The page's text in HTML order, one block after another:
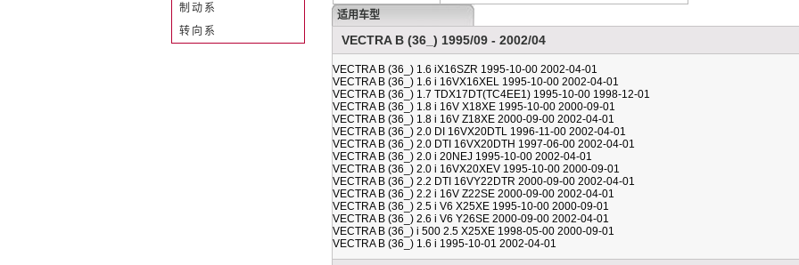
适用车型
VECTRA B (36_) 1995/09 - 2002/04
VECTRA B (36_) 1.6 iX16SZR 1995-10-00 2002-04-01
VECTRA B (36_) 1.6 i 16VX16XEL 1995-10-00 2002-04-01
VECTRA B (36_) 1.7 TDX17DT(TC4EE1) 1995-10-00 1998-12-01
VECTRA B (36_) 1.8 i 16V X18XE 1995-10-00 2000-09-01
VECTRA B (36_) 1.8 i 16V Z18XE 2000-09-00 2002-04-01
VECTRA B (36_) 2.0 DI 16VX20DTL 1996-11-00 2002-04-01
VECTRA B (36_) 2.0 DTI 16VX20DTH 1997-06-00 2002-04-01
VECTRA B (36_) 2.0 i 20NEJ 1995-10-00 2002-04-01
VECTRA B (36_) 2.0 i 16VX20XEV 1995-10-00 2000-09-01
VECTRA B (36_) 2.2 DTI 16VY22DTR 2000-09-00 2002-04-01
VECTRA B (36_) 2.2 i 16V Z22SE 2000-09-00 2002-04-01
VECTRA B (36_) 2.5 i V6 X25XE 1995-10-00 2000-09-01
VECTRA B (36_) 2.6 i V6 Y26SE 2000-09-00 2002-04-01
VECTRA B (36_) i 500 2.5 X25XE 1998-05-00 2000-09-01
VECTRA B (36_) 1.6 i 1995-10-01 2002-04-01
制动系
转向系